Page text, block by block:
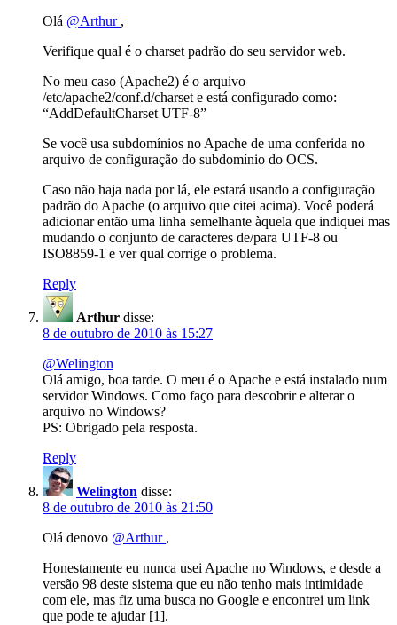
Olá @Arthur ,
Verifique qual é o charset padrão do seu servidor web.
No meu caso (Apache2) é o arquivo
/etc/apache2/conf.d/charset e está configurado como:
“AddDefaultCharset UTF-8”
Se você usa subdomínios no Apache de uma conferida no
arquivo de configuração do subdomínio do OCS.
Caso não haja nada por lá, ele estará usando a configuração
padrão do Apache (o arquivo que citei acima). Você poderá
adicionar então uma linha semelhante àquela que indiquei mas
mudando o conjunto de caracteres de/para UTF-8 ou
ISO8859-1 e ver qual corrige o problema.
Reply
Arthur disse:
8 de outubro de 2010 às 15:27
@Welington
Olá amigo, boa tarde. O meu é o Apache e está instalado num
servidor Windows. Como faço para descobrir e alterar o
arquivo no Windows?
PS: Obrigado pela resposta.
Reply
Welington disse:
8 de outubro de 2010 às 21:50
Olá denovo @Arthur ,
Honestamente eu nunca usei Apache no Windows, e desde a
versão 98 deste sistema que eu não tenho mais intimidade
com ele, mas fiz uma busca no Google e encontrei um link
que pode te ajudar [1].